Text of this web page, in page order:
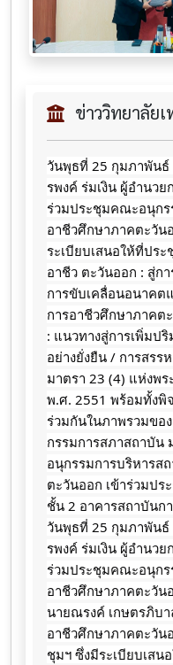
ข่าววิทยาลัย
วันพุธที่ 25 กุมภาพันธ์
รพงค์ ร่มเงิน ผู้อำนว
ร่วมประชุมคณะอนุกร
อาชีวศึกษาภาคตะวัน
ระเบียบเสนอให้ที่ปร
อาชีว ตะวันออก : สู่ก
การขับเคลื่อนอนาคต
การอาชีวศึกษาภาคต
: แนวทางสู่การเพิ่มป
อย่างยั่งยืน / การสรร
มาตรา 23 (4) แห่งพ
พ.ศ. 2551 พร้อมทั้งพิ
ร่วมกันในภาพรวมขอ
กรรมการสภาสถาบัน
อนุกรรมการบริหารส
ตะวันออก เข้าร่วมป
ชั้น 2 อาคารสถาบันก
วันพุธที่ 25 กุมภาพันธ์
รพงค์ ร่มเงิน ผู้อำนว
ร่วมประชุมคณะอนุกร
อาชีวศึกษาภาคตะวัน
นายณรงค์ เกษตรภิบ
อาชีวศึกษาภาคตะวัน
ชุมฯ ซึ่งมีระเบียบเสน